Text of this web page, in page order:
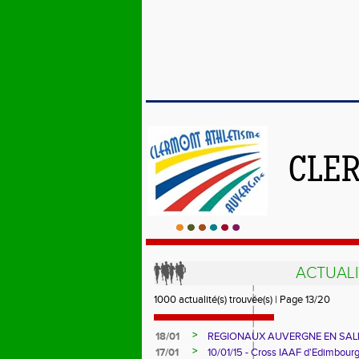
1000 actualité(s) trouvée(s) | Page 13/20
18/01 >
REGIONAUX AUVERGNE EN
17/01
>
10/01/15 - Cross IAAF